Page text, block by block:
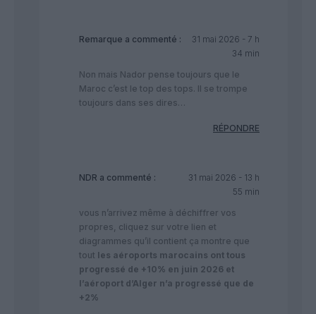
Remarque a commenté :
31 mai 2026 - 7 h
34 min
Non mais Nador pense toujours que le
Maroc c’est le top des tops. Il se trompe
toujours dans ses dires…
RÉPONDRE
NDR a commenté :
31 mai 2026 - 13 h
55 min
vous n’arrivez même à déchiffrer vos
propres, cliquez sur votre lien et
diagrammes qu’il contient ça montre que
tout les aéroports marocains ont tous
progressé de +10% en juin 2026 et
l’aéroport d’Alger n’a progressé que de
+2%